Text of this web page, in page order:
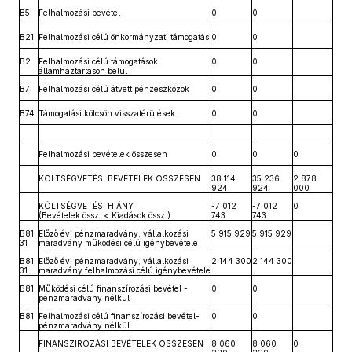
B5 Felhalmozási bevétel 0 0
B21 Felhalmozási célú önkormányzati támogatás 0 0
B2
Felhalmozási célú támogatások
államháztartáson belül
0 0
B7 Felhalmozási célú átvett pénzeszközök 0 0
B74 Támogatási kölcsön visszatérülések. 0 0
Felhalmozási bevételek összesen 0 0 0
KÖLTSÉGVETÉSI BEVÉTELEK ÖSSZESEN
38 114
924
35 236
924
2 878
000
KÖLTSÉGVETÉSI HIÁNY
(Bevételek össz. < Kiadások össz.)
-7 012
743
-7 012
743
0
B81
31
Előző évi pénzmaradvány, vállalkozási
maradvány működési célú igénybevétele
5 915 929 5 915 929
B81
31
Előző évi pénzmaradvány, vállalkozási
maradvány felhalmozási célú igénybevétele
2 144 300 2 144 300
B81
Működési célú finanszírozási bevétel -
pénzmaradvány nélkül
0 0
B81
Felhalmozási célú finanszírozási bevétel-
pénzmaradvány nélkül
0 0
FINANSZIROZÁSI BEVÉTELEK ÖSSZESEN
8 060
8 060
0